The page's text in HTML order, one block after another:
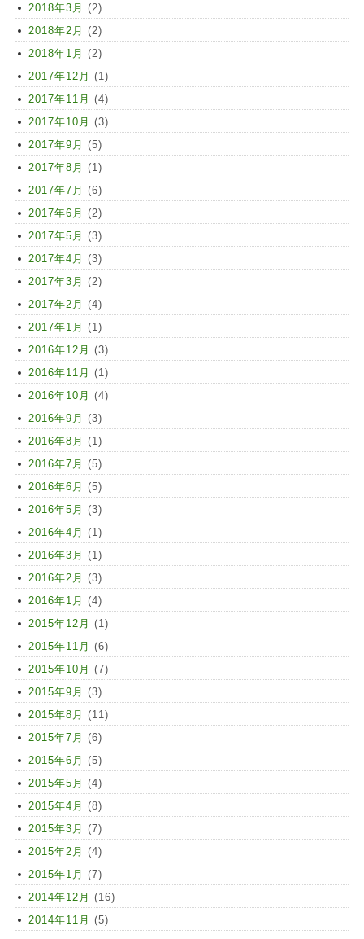
2018年3月 (2)
2018年2月 (2)
2018年1月 (2)
2017年12月 (1)
2017年11月 (4)
2017年10月 (3)
2017年9月 (5)
2017年8月 (1)
2017年7月 (6)
2017年6月 (2)
2017年5月 (3)
2017年4月 (3)
2017年3月 (2)
2017年2月 (4)
2017年1月 (1)
2016年12月 (3)
2016年11月 (1)
2016年10月 (4)
2016年9月 (3)
2016年8月 (1)
2016年7月 (5)
2016年6月 (5)
2016年5月 (3)
2016年4月 (1)
2016年3月 (1)
2016年2月 (3)
2016年1月 (4)
2015年12月 (1)
2015年11月 (6)
2015年10月 (7)
2015年9月 (3)
2015年8月 (11)
2015年7月 (6)
2015年6月 (5)
2015年5月 (4)
2015年4月 (8)
2015年3月 (7)
2015年2月 (4)
2015年1月 (7)
2014年12月 (16)
2014年11月 (5)